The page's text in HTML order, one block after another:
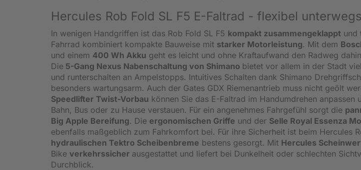
Hercules Rob Fold SL F5 E-Faltrad - flexibel unterwegs
In wenigen Handgriffen ist das Rob Fold SL F5 kompakt zusammengeklappt und
Fahrrad kombiniert kompakte Bauweise mit starker Motorleistung. Mit dem
und einem 400 Wh Akku geht es leicht und ohne Kraftaufwand den Radweg
Die 5-Gang Nexus Nabenschaltung von Shimano bietet vor allem in der Stadt
und runterschalten an Ampelstopps. Intuitives Schalten dank Shimano
besonders wartungsarm. Auch der Gates GDX Riemenantrieb muss nicht geölt
Speedlifter Twist-Vorbau können Sie das E-Faltrad im Handumdrehen anpassen
Bahn, Bus oder zu Hause verstauen. Für ein angenehmes Fahrgefühl sorgt die
Big Apple Bereifung. Die ergonomischen Griffe und der Selle Royal Essenza
ebenfalls maßgeblich zum Fahrkomfort bei. Für ihre Sicherheit ist beim Hercules
hydraulischen Tektro Scheibenbreme bestens gesorgt. Mit Hercules
Bike verkehrssicher ausgestattet und liefert bei Dunkelheit oder schlechten
Durchblick.